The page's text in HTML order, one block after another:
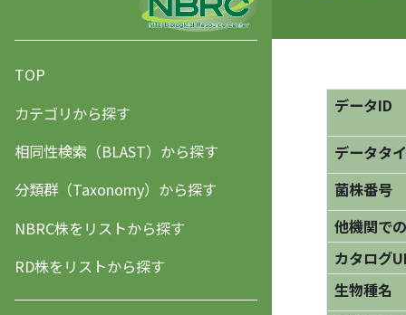
TOP
カテゴリから探す
相同性検索（BLAST）から探す
分類群（Taxonomy）から探す
NBRC株をリストから探す
RD株をリストから探す
データID
データタ
菌株番号
他機関で
カタログ
生物種名